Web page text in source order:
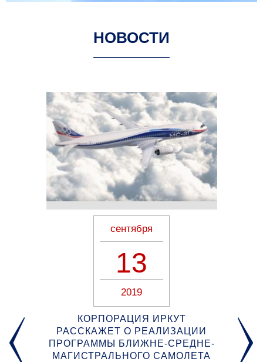
НОВОСТИ
по
сентября
13
2019
КОРПОРАЦИЯ ИРКУТ
РАССКАЖЕТ О РЕАЛИЗАЦИИ
ПРОГРАММЫ БЛИЖНЕ-СРЕДНЕ-
МАГИСТРАЛЬНОГО САМОЛЕТА